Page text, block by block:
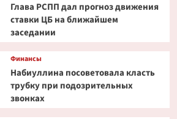
Глава РСПП дал прогноз движения
ставки ЦБ на ближайшем
заседании
Финансы
Набиуллина посоветовала класть
трубку при подозрительных
звонках